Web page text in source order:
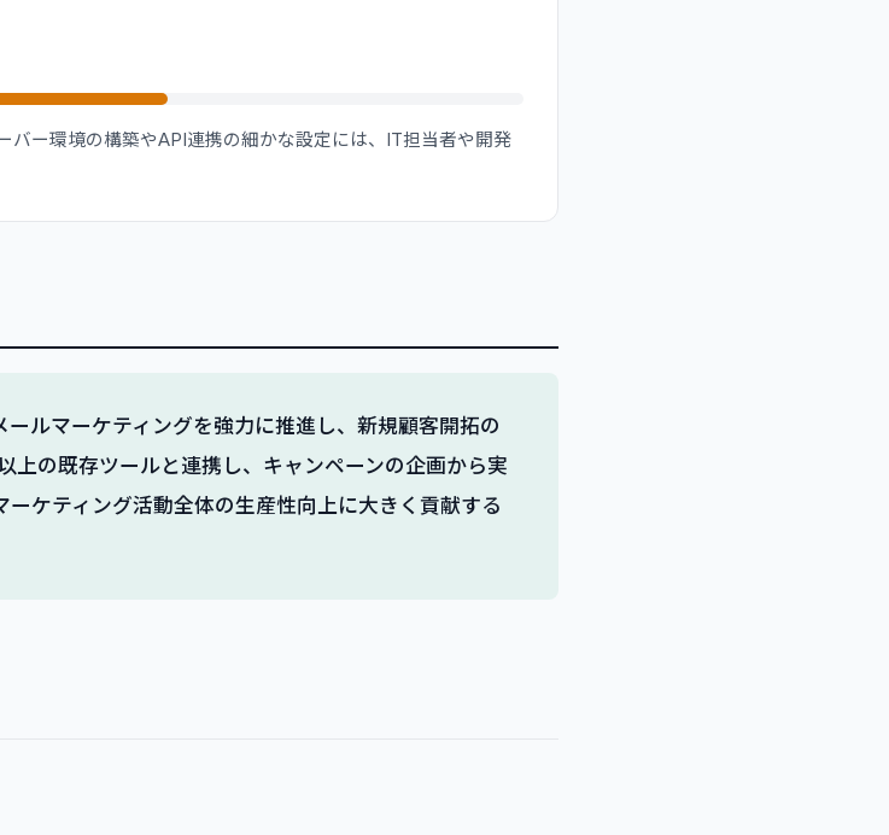
バー環境の構築やAPI連携の細かな設定には、IT担当者や開発
ルマーケティングを強力に推進し、新規顧客開拓の
上の既存ツールと連携し、キャンペーンの企画から実
ケティング活動全体の生産性向上に大きく貢献する